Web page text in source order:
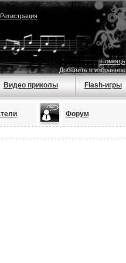
Регистрация
Помощь
Добавить в избранное
Видео приколы Flash-игры
Форум